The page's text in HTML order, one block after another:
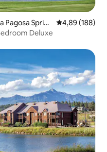
Spring
4,89 (188)
Deluxe